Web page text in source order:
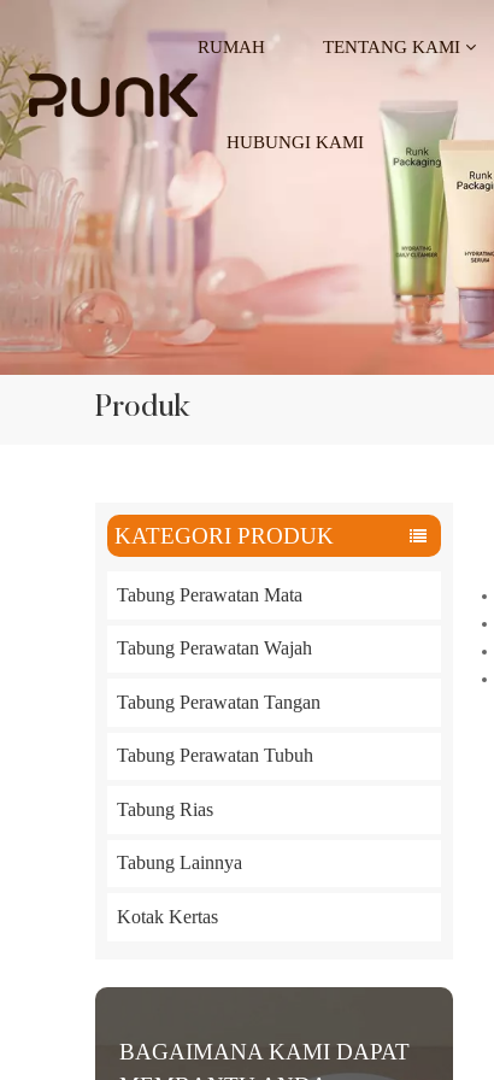
RUMAH TENTANG KAMI
HUBUNGI KAMI
Produk
KATEGORI PRODUK
Tabung Perawatan Mata
Tabung Perawatan Wajah
Tabung Perawatan Tangan
Tabung Perawatan Tubuh
Tabung Rias
Tabung Lainnya
Kotak Kertas
BAGAIMANA KAMI DAPAT